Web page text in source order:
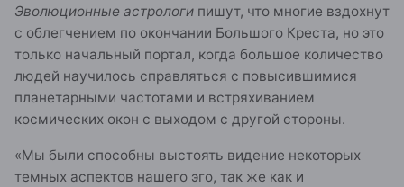
Эволюционные астрологи пишут, что многие вздохнут
с облегчением по окончании Большого Креста, но это
только начальный портал, когда большое количество
людей научилось справляться с повысившимися
планетарными частотами и встряхиванием
космических окон с выходом с другой стороны.
«Мы были способны выстоять видение некоторых
темных аспектов нашего эго, так же как и